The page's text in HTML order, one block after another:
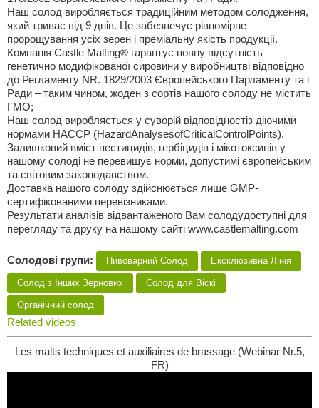
Наш солод виробляється традиційним методом солодження,
який триває від 9 днів. Це забезпечує рівномірне
пророщування усіх зерен і преміальну якість продукції.
Компанія Castle Malting® гарантує повну відсутність
генетично модифікованої сировини у виробництві відповідно
до Регламенту NR. 1829/2003 Європейського Парламенту та і
Ради – таким чином, жоден з сортів нашого солоду не містить
ГМО;
Наш солод виробляється у суворій відповідностіз діючими
нормами НАССР (HazardAnalysesofCriticalControlPoints).
Залишковий вміст пестицидів, гербіцидів i мікотоксинів у
нашому солоді не перевищує норми, допустимі європейським
та світовим законодавством.
Доставка нашого солоду здійснюється лише GMP-
сертифікованими перевізниками.
Результати аналізів відвантаженого Вам солодудоступні для
перегляду та друку на нашому сайті www.castlemalting.com
Солодові групи: Пивоварний Солод Ексклюзивна Лінія
Солод з Iнших Зернових Солод для Віскі
Органічний солод
Related videos
Les malts techniques et auxiliaires de brassage (Webinar Nr.5,
FR)